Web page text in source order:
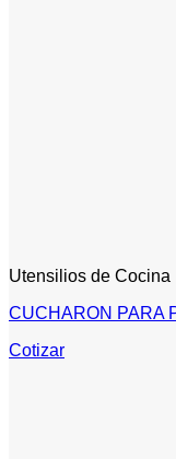
Utensilios de Cocina
CUCHARON PARA
Cotizar